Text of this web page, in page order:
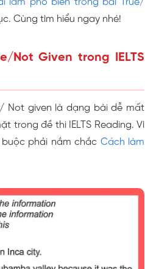
lầm phổ biến trong bài True/
Cùng tìm hiểu ngay nhé!
Not Given trong IELTS
Not given là dạng bài dễ mất
trong đề thi IELTS Reading. Vì
phải nắm chắc Cách làm